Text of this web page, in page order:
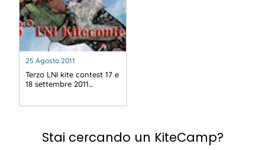
25 Agosto 2011
Terzo LNI kite contest 17 e
18 settembre 2011…
Stai cercando un KiteCamp?